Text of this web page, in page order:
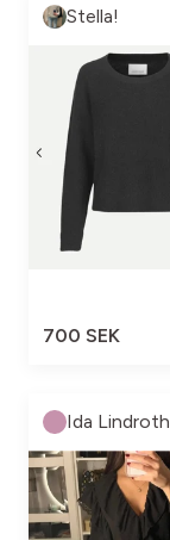
Stella!
700 SEK
Ida Lindroth